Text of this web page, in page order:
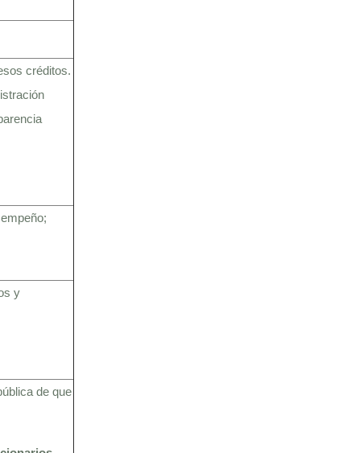
créditos.
y
de que